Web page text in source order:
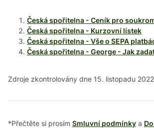
Česká spořitelna - Ceník pro
Česká spořitelna - Kurzovní lístek
Česká spořitelna - Vše o SEPA
Česká spořitelna - George - Jak
Zdroje zkontrolovány dne 15. listopadu
*Přečtěte si prosím Smluvní podmínky a